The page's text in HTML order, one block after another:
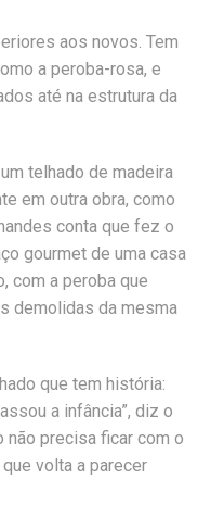
aos novos. Tem
a peroba-rosa, e
até na estrutura da
telhado de madeira
em outra obra, como
conta que fez o
gourmet de uma casa
com a peroba que
demolidas da mesma
que tem história:
a infância”, diz o
não precisa ficar com o
volta a parecer